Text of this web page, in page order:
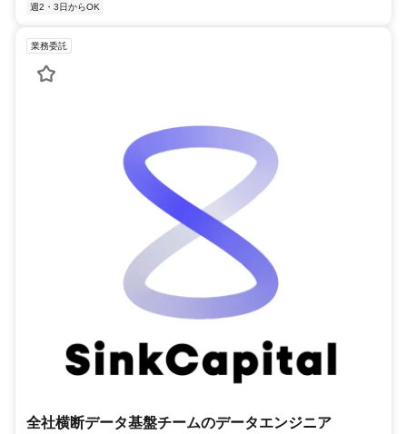
週2・3日からOK
業務委託
全社横断データ基盤チームのデータエンジニア